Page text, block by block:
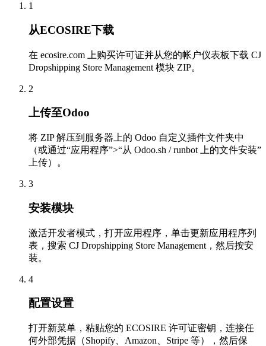
1
从ECOSIRE下载
在 ecosire.com 上购买许可证并从您的帐户仪表板下载 CJ
Dropshipping Store Management 模块 ZIP。
2
上传至Odoo
将 ZIP 解压到服务器上的 Odoo 自定义插件文件夹中
（或通过“应用程序”>“从 Odoo.sh / runbot 上的文件安装”
上传）。
3
安装模块
激活开发者模式，打开应用程序，单击更新应用程序列
表，搜索 CJ Dropshipping Store Management，然后按安
装。
4
配置设置
打开新菜单，粘贴您的 ECOSIRE 许可证密钥，连接任
何外部凭据（Shopify、Amazon、Stripe 等），然后保